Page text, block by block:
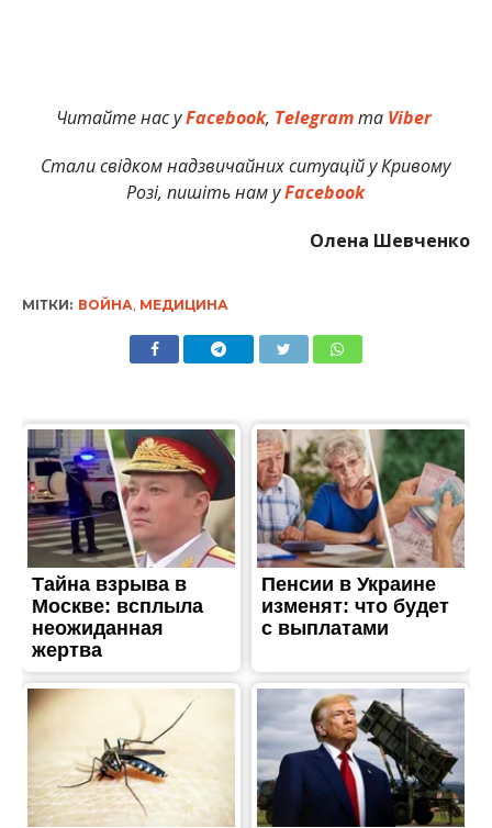
Читайте нас уFacebook, Telegramта Viber
Стали свідком надзвичайних ситуацій у Кривому
Розі, пишіть нам уFacebook
Олена Шевченко
МІТКИ: ВОЙНА МЕДИЦИНА